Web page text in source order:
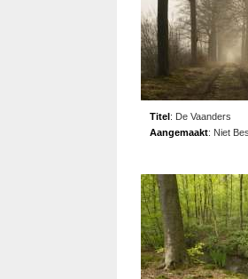
Titel: De Vaanders
Aangemaakt: Niet